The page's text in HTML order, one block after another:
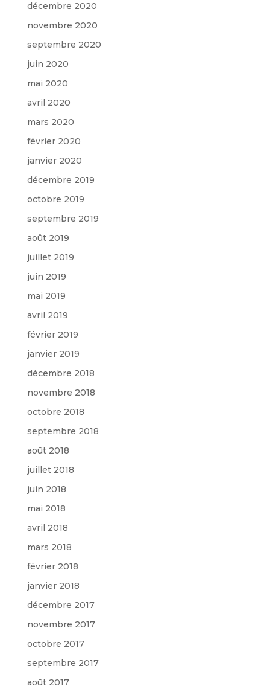
décembre 2020
novembre 2020
septembre 2020
juin 2020
mai 2020
avril 2020
mars 2020
février 2020
janvier 2020
décembre 2019
octobre 2019
septembre 2019
août 2019
juillet 2019
juin 2019
mai 2019
avril 2019
février 2019
janvier 2019
décembre 2018
novembre 2018
octobre 2018
septembre 2018
août 2018
juillet 2018
juin 2018
mai 2018
avril 2018
mars 2018
février 2018
janvier 2018
décembre 2017
novembre 2017
octobre 2017
septembre 2017
août 2017